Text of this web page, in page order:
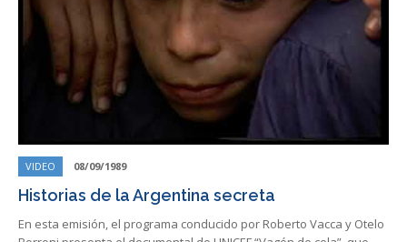
VIDEO 08/09/1989
Historias de la Argentina secreta
En esta emisión, el programa conducido por Roberto Vacca y Otelo